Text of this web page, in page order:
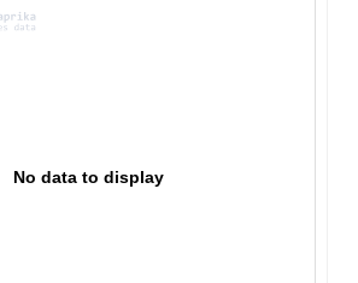
No data to display